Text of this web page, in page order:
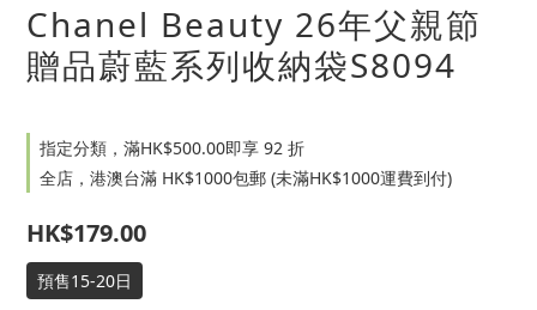
Chanel Beauty 26年父親節
贈品蔚藍系列收納袋S8094
指定分類，滿HK$500.00即享 92 折
全店，港澳台滿 HK$1000包郵 (未滿HK$1000運費到付)
HK$179.00
預售15-20日